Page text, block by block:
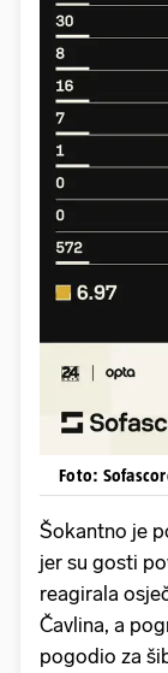
Foto:
Šokantno je
jer su gosti
reagirala
Čavlina, a
pogodio za